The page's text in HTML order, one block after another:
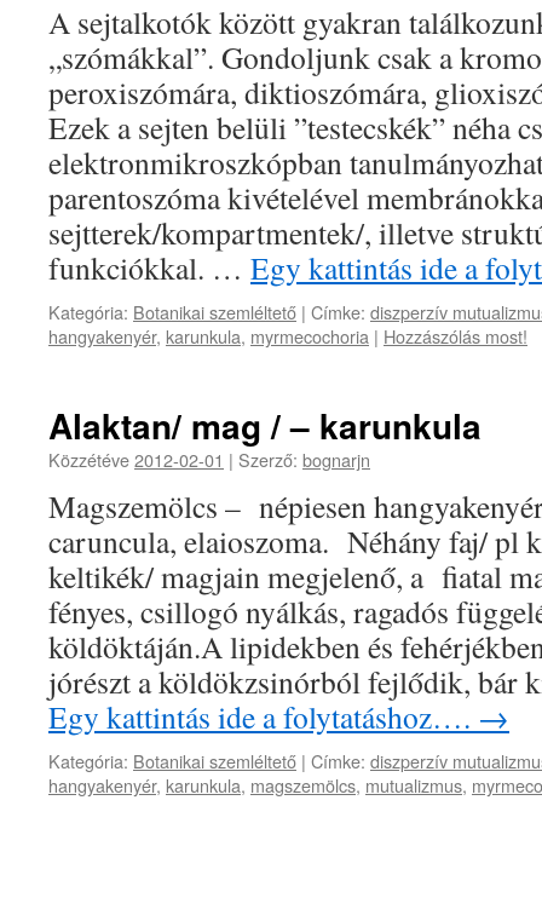
A sejtalkotók között gyakran
„szómákkal”. Gondoljunk csak a
peroxiszómára, diktioszómára,
Ezek a sejten belüli ”testecskék” néha
elektronmikroszkópban
parentoszóma kivételével
sejtterek/kompartmentek/, illetve
funkciókkal. … Egy kattintás ide a
Kategória: Botanikai szemléltető | Címke: diszperzív
hangyakenyér, karunkula, myrmecochoria | Hozzászólás most!
Alaktan/ mag / – karunkula
Közzétéve2012-02-01 | Szerző: bognarjn
Magszemölcs – népiesen
caruncula, elaioszoma. Néhány faj/ pl
keltikék/ magjain megjelenő, a fiatal
fényes, csillogó nyálkás, ragadós
köldöktáján.A lipidekben és
jórészt a köldökzsinórból fejlődik, bár
Egy kattintás ide a folytatáshoz…. →
Kategória: Botanikai szemléltető | Címke: diszperzív
hangyakenyér, karunkula, magszemölcs, mutualizmus,